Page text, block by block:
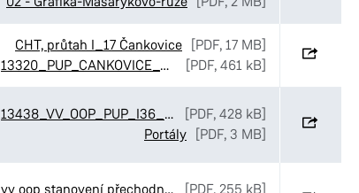
CHT, průtah I_17 Čankovice [PDF, 17 MB]
13320_PUP_CANKOVICE_UZAVIRKA_I17_FINAL
[PDF, 461 kB]
13438_VV_OOP_PUP_I36_PORTAL_FINAL
[PDF, 428 kB]
Portály [PDF, 3 MB]
vv oop stanovení přechodné úpravy provozu CHládek Tintěra Čankovice objízdná trasa (1)
[PDF, 255 kB]